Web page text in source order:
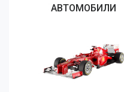
АВТОМОБИЛИ